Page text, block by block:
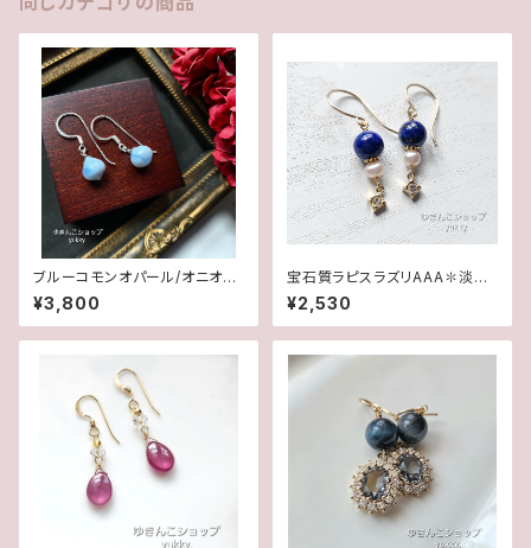
ブルーコモンオパール/オニオン
カット✽Silver925ピアス/イヤ
リング★
¥3,800
宝石質ラピスラズリAAA✽淡水
パール14kgfピアス/イヤリング
¥2,530